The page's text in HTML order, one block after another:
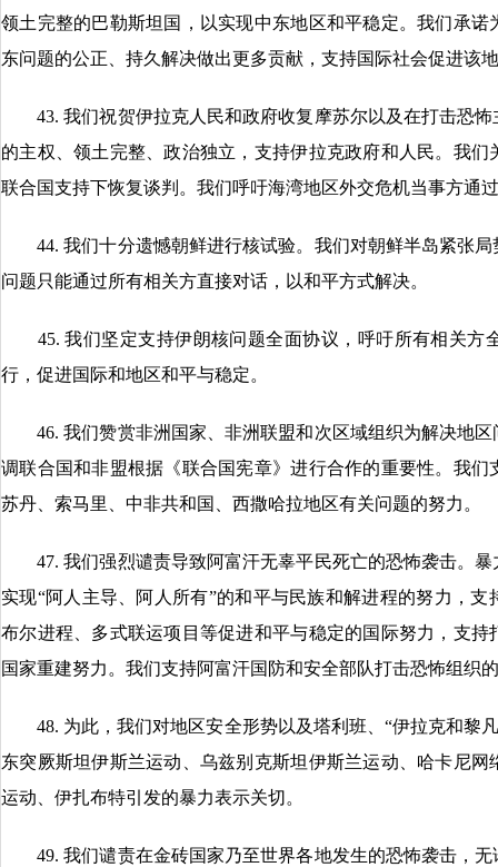
领土完整的巴勒斯坦国，以实现中东地区和平稳定。我们承
东问题的公正、持久解决做出更多贡献，支持国际社会促进该
43. 我们祝贺伊拉克人民和政府收复摩苏尔以及在打击恐怖
的主权、领土完整、政治独立，支持伊拉克政府和人民。我
联合国支持下恢复谈判。我们呼吁海湾地区外交危机当事方通
44. 我们十分遗憾朝鲜进行核试验。我们对朝鲜半岛紧张局
问题只能通过所有相关方直接对话，以和平方式解决。
45. 我们坚定支持伊朗核问题全面协议，呼吁所有相关方
行，促进国际和地区和平与稳定。
46. 我们赞赏非洲国家、非洲联盟和次区域组织为解决地区
调联合国和非盟根据《联合国宪章》进行合作的重要性。我
苏丹、索马里、中非共和国、西撒哈拉地区有关问题的努力。
47. 我们强烈谴责导致阿富汗无辜平民死亡的恐怖袭击。暴
实现“阿人主导、阿人所有”的和平与民族和解进程的努力，
布尔进程、多式联运项目等促进和平与稳定的国际努力，支
国家重建努力。我们支持阿富汗国防和安全部队打击恐怖组织
48. 为此，我们对地区安全形势以及塔利班、“伊拉克和黎
东突厥斯坦伊斯兰运动、乌兹别克斯坦伊斯兰运动、哈卡尼
运动、伊扎布特引发的暴力表示关切。
49. 我们谴责在金砖国家乃至世界各地发生的恐怖袭击，无